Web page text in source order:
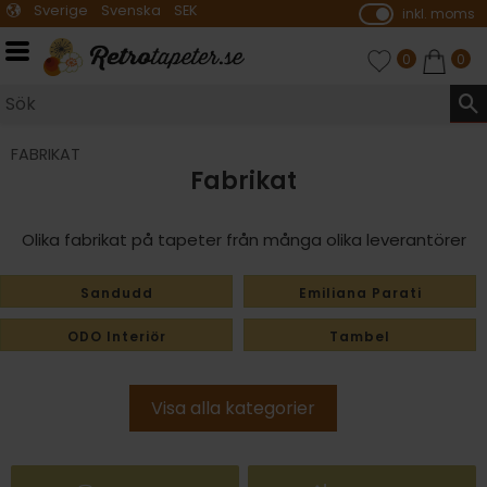
Meny
Sverige Svenska SEK
P
s
inkl. moms
FAVORITER
ANTAL
0 0
FABRIKAT
Fabrikat
Olika fabrikat på tapeter från många olika leverantörer
Sandudd Emiliana Parati
ODO Interiör Tambel
Pacific Jupiter
Emmaboda Tapetfabrik
Kåbergs Sunworthy